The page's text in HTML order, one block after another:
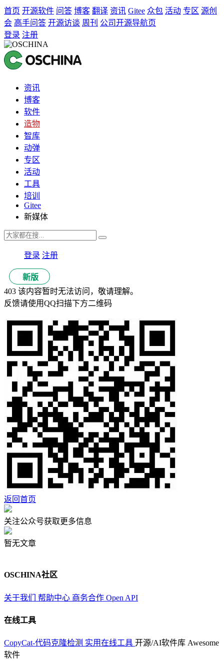
首页 开源软件 问答 博客 翻译 资讯 Gitee 众包 活动 专区 源创
会 高手问答 开源访谈 周刊 公司开源导航页
登录 注册
资讯
博客
软件
造物
智库
动弹
专区
活动
工具
培训
Gitee
新媒体
登录 注册
新版
403 该内容暂时无法访问，敬请理解。
反馈请使用QQ扫描下方二维码
返回首页
关注公众号获取更多信息
暂无文章
OSCHINA社区
关于我们 帮助中心 商务合作 Open API
在线工具
CopyCat-代码克隆检测 实用在线工具 开源/AI软件库 Awesome
软件